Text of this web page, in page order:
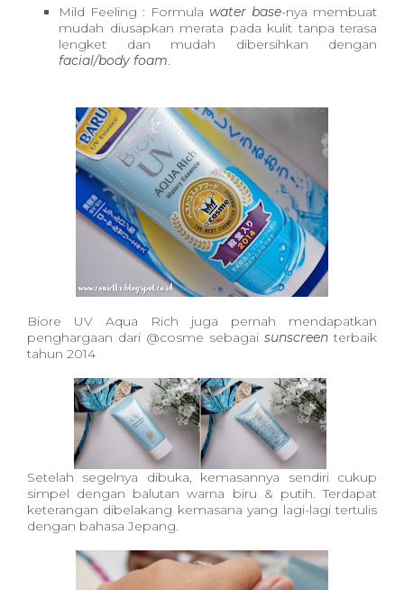
Mild Feeling : Formula water base-nya membuat
mudah diusapkan merata pada kulit tanpa terasa
lengket dan mudah dibersihkan dengan
facial/body foam.
Biore UV Aqua Rich juga pernah mendapatkan
penghargaan dari @cosme sebagai sunscreen terbaik
tahun 2014
Setelah segelnya dibuka, kemasannya sendiri cukup
simpel dengan balutan warna biru & putih. Terdapat
keterangan dibelakang kemasana yang lagi-lagi tertulis
dengan bahasa Jepang.